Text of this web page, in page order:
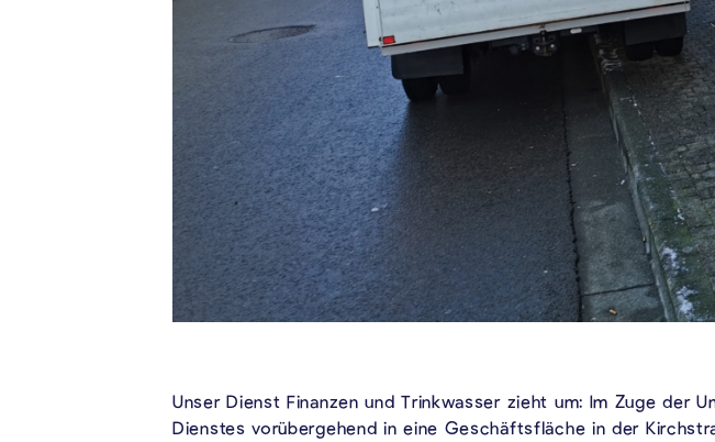
Unser Dienst Finanzen und Trinkwasser zieht um: Im Zuge der
Dienstes vorübergehend in eine Geschäftsfläche in der